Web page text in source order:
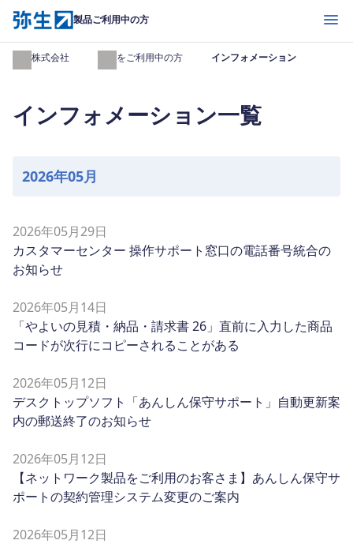
製品ご利用中の方 開く
弥生株式会社 製品をご利用中の方 インフォメーション
インフォメーション一覧
2026年05月
2026年05月29日
カスタマーセンター 操作サポート窓口の電話番号統合の
お知らせ
2026年05月14日
「やよいの見積・納品・請求書 26」直前に入力した商品
コードが次行にコピーされることがある
2026年05月12日
デスクトップソフト「あんしん保守サポート」自動更新案
内の郵送終了のお知らせ
2026年05月12日
【ネットワーク製品をご利用のお客さま】あんしん保守サ
ポートの契約管理システム変更のご案内
2026年05月12日